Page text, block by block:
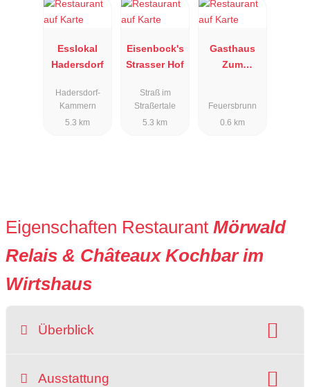
Esslokal
Hadersdorf
Hadersdorf-
Kammern
5.3 km
Eisenbock's
Strasser Hof
Straß im
Straßertale
5.3 km
Gasthaus
Zum
Feuersbrunn
0.6 km
Eigenschaften Restaurant Mörwald
Relais & Châteaux Kochbar im
Wirtshaus
Überblick
Ausstattung